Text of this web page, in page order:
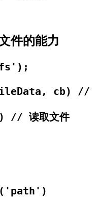
件的能力
cb) // 写
读取文件